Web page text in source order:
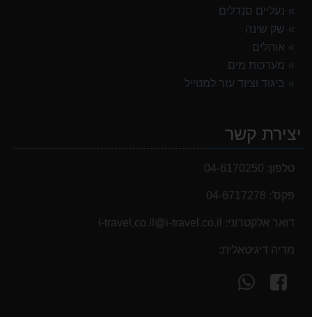
נעליים סנדלים
שק שינה
אוהלים
מערכות מים
ביגוד וציוד עזר למטייל
יצירת קשר
טלפון: 04-6170250
פקס': 04-6717278
דואר אלקטרוני: i-travel.co.il@i-travel.co.il
מדיה דיגיטאלית:
עקוב
אחרינו